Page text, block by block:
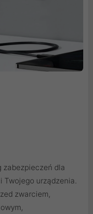
zabezpieczeń dla
Twojego urządzenia.
zwarciem,